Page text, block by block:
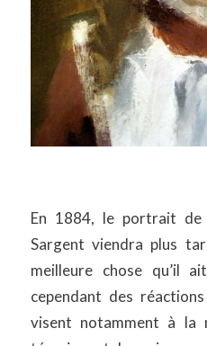
En 1884, le portrait de
Sargent viendra plus
meilleure chose qu’il
cependant des
visent notamment à la